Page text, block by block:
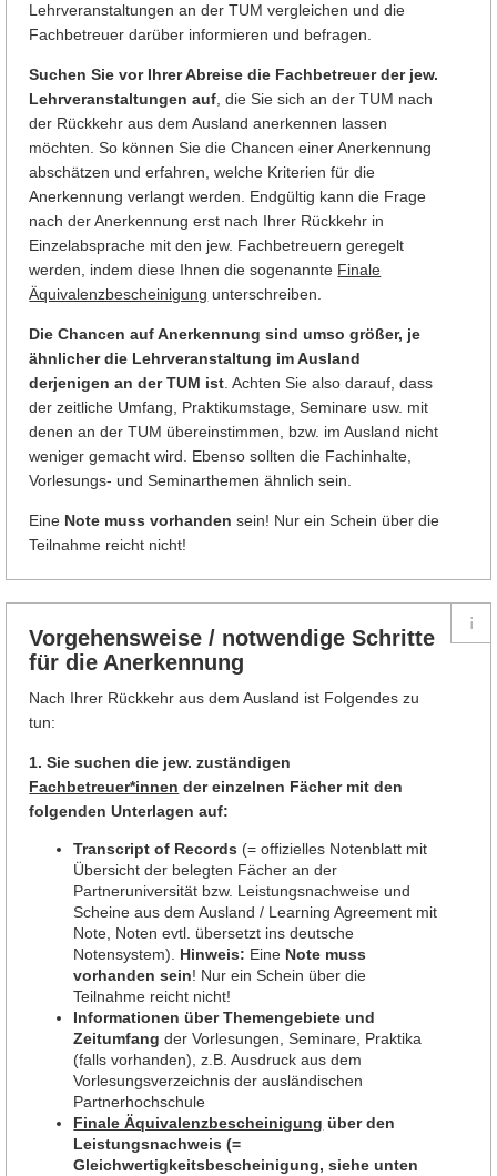
Lehrveranstaltungen an der TUM vergleichen und die
Fachbetreuer darüber informieren und befragen.
Suchen Sie vor Ihrer Abreise die Fachbetreuer der jew.
Lehrveranstaltungen auf , die Sie sich an der TUM nach
der Rückkehr aus dem Ausland anerkennen lassen
möchten. So können Sie die Chancen einer Anerkennung
abschätzen und erfahren, welche Kriterien für die
Anerkennung verlangt werden. Endgültig kann die Frage
nach der Anerkennung erst nach Ihrer Rückkehr in
Einzelabsprache mit den jew. Fachbetreuern geregelt
werden, indem diese Ihnen die sogenannte Finale
Äquivalenzbescheinigung unterschreiben.
Die Chancen auf Anerkennung sind umso größer, je
ähnlicher die Lehrveranstaltung im Ausland
derjenigen an der TUM ist . Achten Sie also darauf, dass
der zeitliche Umfang, Praktikumstage, Seminare usw. mit
denen an der TUM übereinstimmen, bzw. im Ausland nicht
weniger gemacht wird. Ebenso sollten die Fachinhalte,
Vorlesungs- und Seminarthemen ähnlich sein.
Eine Note muss vorhanden sein! Nur ein Schein über die
Teilnahme reicht nicht!
Vorgehensweise / notwendige Schritte
für die Anerkennung
Nach Ihrer Rückkehr aus dem Ausland ist Folgendes zu
tun:
1.Sie suchen die jew. zuständigen
Fachbetreuer*innen der einzelnen Fächer mit den
folgenden Unterlagen auf:
Transcript of Records (= offizielles Notenblatt mit
Übersicht der belegten Fächer an der
Partneruniversität bzw. Leistungsnachweise und
Scheine aus dem Ausland / Learning Agreement mit
Note, Noten evtl. übersetzt ins deutsche
Notensystem). Hinweis: Eine Note muss
vorhanden sein! Nur ein Schein über die
Teilnahme reicht nicht!
Informationen über Themengebiete und
Zeitumfang der Vorlesungen, Seminare, Praktika
(falls vorhanden), z.B. Ausdruck aus dem
Vorlesungsverzeichnis der ausländischen
Partnerhochschule
Finale Äquivalenzbescheinigung über den
Leistungsnachweis (=
Gleichwertigkeitsbescheinigung, siehe unten